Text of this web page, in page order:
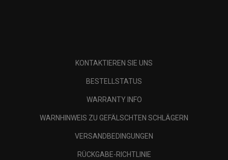
KONTAKTIEREN SIE UNS
BESTELLSTATUS
WARRANTY INFO
WARNHINWEIS ZU GEFÄLSCHTEN SCHLÄGERN
VERSANDBEDINGUNGEN
RÜCKGABE-RICHTLINIE